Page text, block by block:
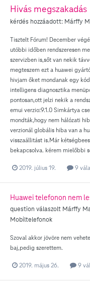
Hivás megszakadás
kérdés hozzáadott: Márffy
Tisztelt Fórum! December
utóbbi időben rendszeresen
szervizben is,sőt van nekik
megteszem ezt a huawei
hivjam őket mondanak egy
intelligens diagnosztika
pontosan,ott jelzi nekik a
emui verzio:9.1.0 Simkártya
mondták,hogy nem hálózati
verzionál globális hiba van a
visszaállitást is.Már
bekapcsolva. kérem mielőbbi
2019. július 19. 9
Huawei telefonon nem
question válaszolt Márffy
Mobiltelefonok
Szoval akkor jövöre nem
baj,pedig szerettem.
2019. május 26. 9